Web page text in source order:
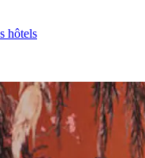
hôtels